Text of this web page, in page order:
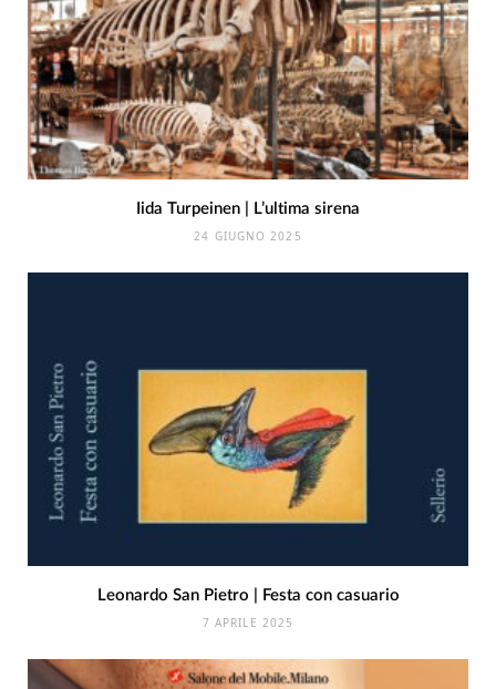
Iida Turpeinen | L’ultima sirena
24 GIUGNO 2025
Leonardo San Pietro | Festa con casuario
7 APRILE 2025